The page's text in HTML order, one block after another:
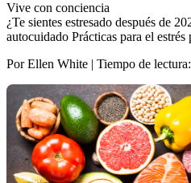
Vive con conciencia
¿Te sientes estresado después de
autocuidado Prácticas para el estrés
Por Ellen White | Tiempo de